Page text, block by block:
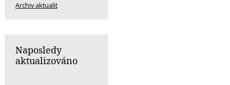
Archiv aktualit
Naposledy
aktualizováno